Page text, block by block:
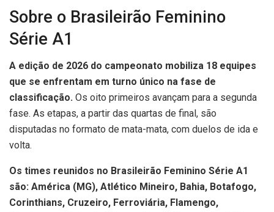
Sobre o Brasileirão Feminino
Série A1
A edição de 2026 do campeonato mobiliza 18 equipes
que se enfrentam em turno único na fase de
classificação. Os oito primeiros avançam para a segunda
fase. As etapas, a partir das quartas de final, são
disputadas no formato de mata-mata, com duelos de ida e
volta.
Os times reunidos no Brasileirão Feminino Série A1
são: América (MG), Atlético Mineiro, Bahia, Botafogo,
Corinthians, Cruzeiro, Ferroviária, Flamengo,